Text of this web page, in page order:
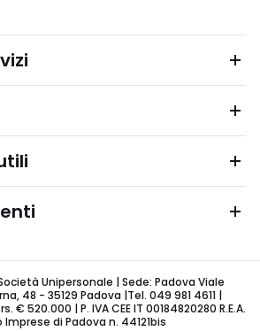
Società Unipersonale | Sede: Padova Viale
48 - 35129 Padova |Tel. 049 981 4611 |
€ 520.000 | P. IVA CEE IT 00184820280 R.E.A.
di Padova n. 44121bis